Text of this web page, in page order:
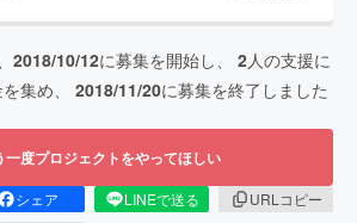
2018/10/12に募集を開始し、 2人の支援に
集め、 2018/11/20に募集を終了しました
一度プロジェクトをやってほしい
シェア LINEで送る
URLコピー